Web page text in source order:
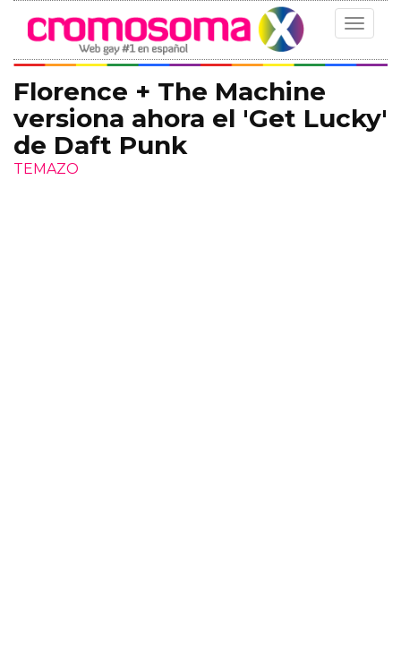
Toggle
Florence + The Machine
versiona ahora el 'Get Lucky'
de Daft Punk
TEMAZO